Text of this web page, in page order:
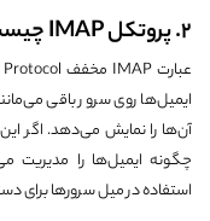
۲. پروتکل IMAP چیست؟ (مفهوم IMAP شخصی)
ایمیل‌ها روی سرور باقی
آن‌ها را نمایش می‌دهد. اگر
استفاده در میل سرورها برای